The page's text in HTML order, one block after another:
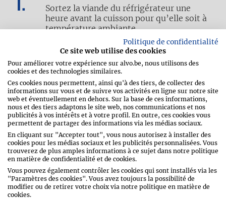
Sortez la viande du réfrigérateur une
heure avant la cuisson pour qu’elle soit à
température ambiante.
Hachez la roquette et mélangez-la avec
le parmesan, les pignons de pin hachés et
l’huile d’olive. Réservez.
Séchez bien le steak. Salez-le et poivrez-
le de chaque côté. Aspergez-le d’huile
d’olive et massez pour bien la faire
pénétrer dans la viande.
Ficelez le thym et le romarin en une seule
Politique de confidentialité
Ce site web utilise des cookies
Pour améliorer votre expérience sur alvo.be, nous utilisons des
cookies et des technologies similaires.
Ces cookies nous permettent, ainsi qu'à des tiers, de collecter des
informations sur vous et de suivre vos activités en ligne sur notre site
web et éventuellement en dehors. Sur la base de ces informations,
nous et des tiers adaptons le site web, nos communications et nos
publicités à vos intérêts et à votre profil. En outre, ces cookies vous
permettent de partager des informations via les médias sociaux.
En cliquant sur "Accepter tout", vous nous autorisez à installer des
cookies pour les médias sociaux et les publicités personnalisées. Vous
trouverez de plus amples informations à ce sujet dans notre politique
en matière de confidentialité et de cookies.
Vous pouvez également contrôler les cookies qui sont installés via les
"Paramètres des cookies". Vous avez toujours la possibilité de
modifier ou de retirer votre choix via notre politique en matière de
cookies.